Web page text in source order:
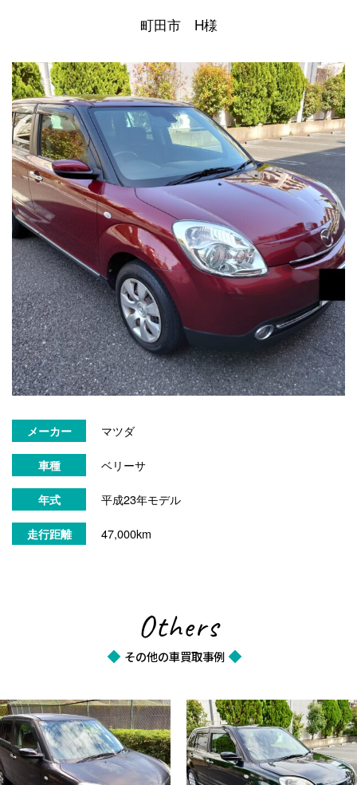
町田市 H様
メーカー マツダ
車種 ベリーサ
年式 平成23年モデル
走行距離 47,000km
Others
その他の車買取事例